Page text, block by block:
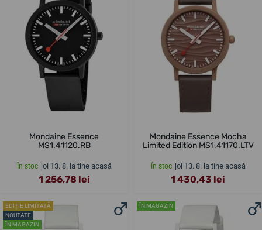
Mondaine Essence
MS1.41120.RB
În stoc joi 13. 8. la tine acasă
1 256,78 lei
Mondaine Essence Mocha
Limited Edition MS1.41170.LTV
În stoc joi 13. 8. la tine acasă
1 430,43 lei
EDIȚIE LIMITATĂ
NOUTATE
ÎN MAGAZIN
ÎN MAGAZIN